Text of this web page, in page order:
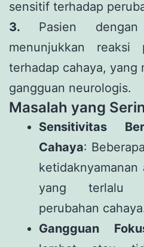
sensitif terhadap
3. Pasien dengan
menunjukkan
terhadap cahaya, yang
gangguan neurologis.
Masalah yang
Sensitivitas
Cahaya:
yang terlalu
perubahan
Gangguan